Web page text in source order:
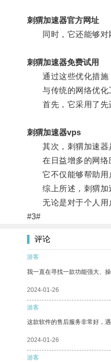
刺猬加速器官方网址
同时，它还能够对网
刺猬加速器免费试用
通过这些优化措施，
与传统的网络优化
首先，它采用了先进
刺猬加速器vps
其次，刺猬加速器具
在日益增多的网络应
它不仅能够帮助用户
综上所述，刺猬加速
无论是对于个人用户
#3#
评论
游客
我一直在寻找一款功能强大、
2024-01-26
游客
这款软件的售后服务非常好，
2024-01-26
游客